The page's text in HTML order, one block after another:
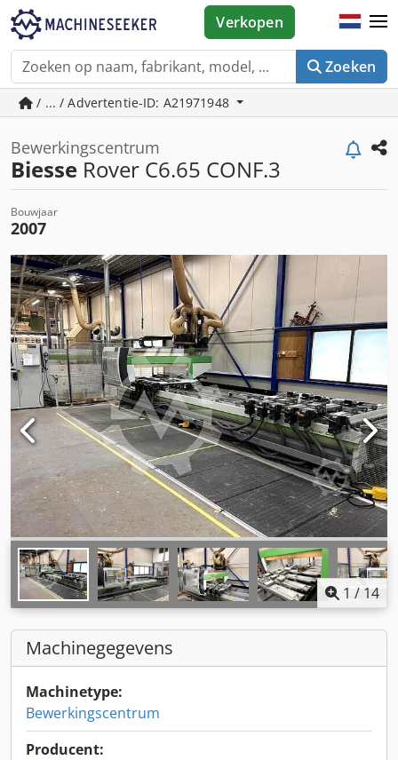
Zoeken
Verkopen
/ ... / Advertentie-ID: A21971948
Bewerkingscentrum
Biesse Rover C6.65 CONF.3
Bouwjaar
2007
1 / 14
Machinegegevens
Machinetype:
Bewerkingscentrum
Producent: